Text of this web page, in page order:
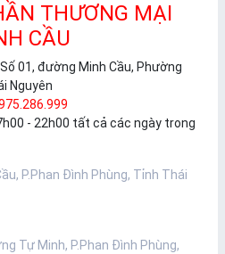
THƯƠNG MẠI
CẦU
01, đường Minh Cầu, Phường
Nguyên
- 22h00 tất cả các ngày trong
P.Phan Đình Phùng, Tỉnh Thái
Tự Minh, P.Phan Đình Phùng,